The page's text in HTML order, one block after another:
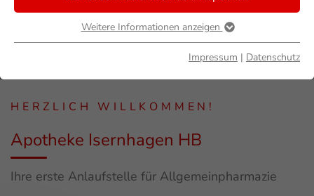
Weitere Informationen anzeigen
Impressum | Datenschutz
HERZLICH WILLKOMMEN!
Apotheke Isernhagen HB
Ihre erste Anlaufstelle für Allgemeinpharmazie